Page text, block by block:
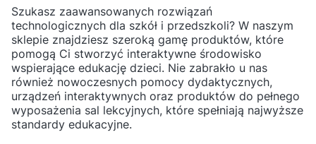
Szukasz zaawansowanych rozwiązań
technologicznych dla szkół i przedszkoli? W naszym
sklepie znajdziesz szeroką gamę produktów, które
pomogą Ci stworzyć interaktywne środowisko
wspierające edukację dzieci. Nie zabrakło u nas
również nowoczesnych pomocy dydaktycznych,
urządzeń interaktywnych oraz produktów do pełnego
wyposażenia sal lekcyjnych, które spełniają najwyższe
standardy edukacyjne.